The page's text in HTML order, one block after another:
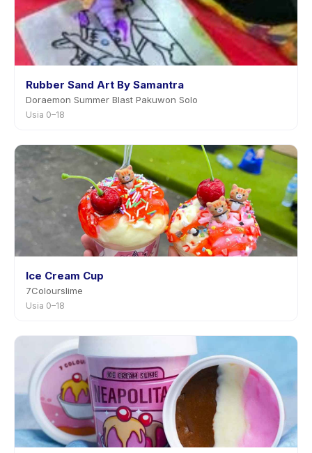
Rubber Sand Art By Samantra
Doraemon Summer Blast Pakuwon Solo
Usia 0–18
Ice Cream Cup
7Colourslime
Usia 0–18